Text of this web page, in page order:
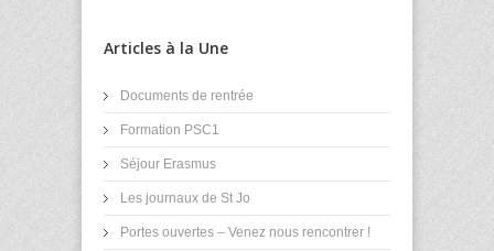
Articles à la Une
Documents de rentrée
Formation PSC1
Séjour Erasmus
Les journaux de St Jo
Portes ouvertes – Venez nous rencontrer !